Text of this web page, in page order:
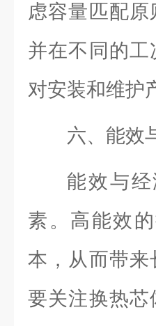
虑容量匹配
并在不同的
对安装和维护
六、能效
能效与
素。高能效
本，从而带
要关注换热